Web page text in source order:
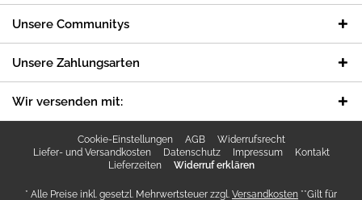
Unsere Communitys
Unsere Zahlungsarten
Wir versenden mit:
Cookie-Einstellungen AGB
Widerrufsrecht
Liefer- und Versandkosten
Datenschutz Impressum
Kontakt
Lieferzeiten
Widerruf erklären
* Alle Preise inkl. gesetzl. Mehrwertsteuer zzgl. Versandkosten **Gilt für